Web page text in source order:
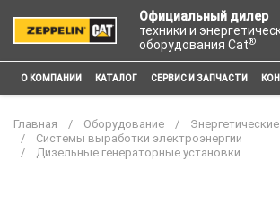
Официальный дилер
техники и
оборудования Cat®
О КОМПАНИИ КАТАЛОГ СЕРВИС И ЗАПЧАСТИ
Главная Оборудование
Системы выработки электроэнергии
Дизельные генераторные установки